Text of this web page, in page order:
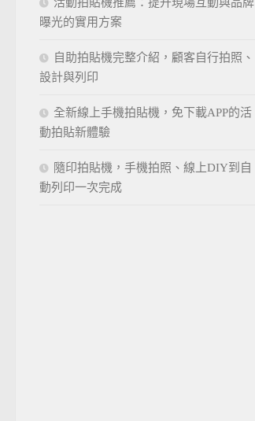
曝光的實用方案
自助拍貼機完整介紹，顧客自行拍照、
設計與列印
全新線上手機拍貼機，免下載APP的活
動拍貼新體驗
隨印拍貼機，手機拍照、線上DIY到自
動列印一次完成